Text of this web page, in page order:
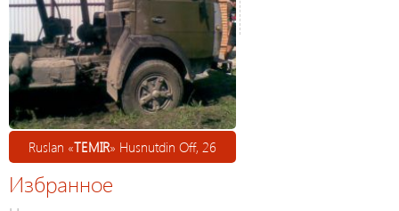
Ruslan «TEMIR» Husnutdin Оff, 26
Избранное